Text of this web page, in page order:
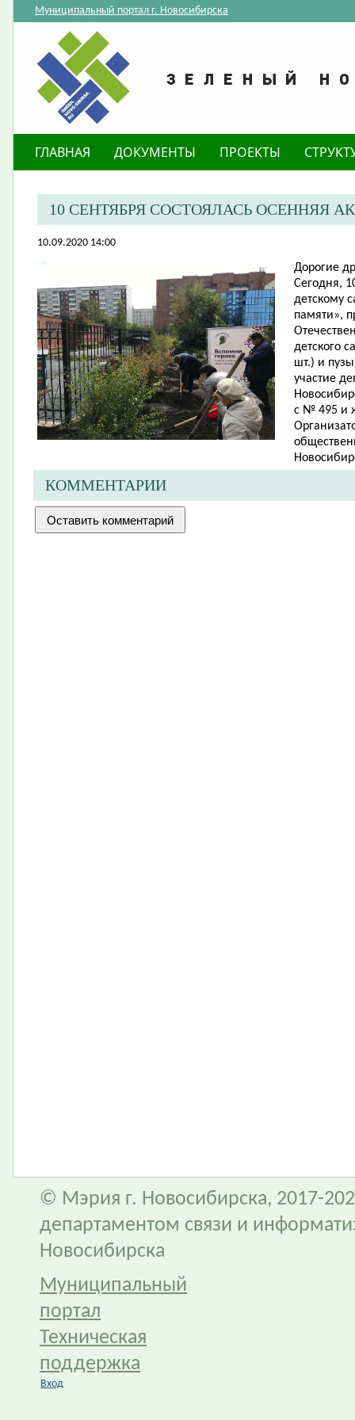
Муниципальный портал г. Новосибирска
ГЛАВНАЯ ДОКУМЕНТЫ ПРОЕКТЫ
10 СЕНТЯБРЯ СОСТОЯЛАСЬ ОСЕННЯЯ
10.09.2020 14:00
Дорогие
Сегодня,
детскому
памяти»,
детского
шт.) и
участие
с № 495 и
КОММЕНТАРИИ
© Мэрия г. Новосибирска, 2017-
департаментом связи и
Новосибирска
Муниципальный
портал
Техническая
поддержка
Вход